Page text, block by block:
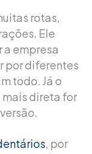
rotas,
Ele
a empresa
por diferentes
todo. Já o
direta for
, por